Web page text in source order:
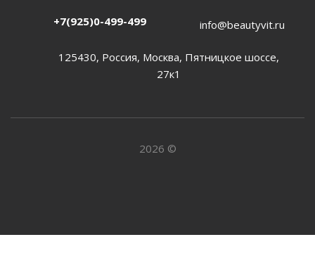
+7(925)0-499-499 info@beautyvit.ru
125430, Россия, Москва, Пятницкое шоссе,
27к1
2026 ©